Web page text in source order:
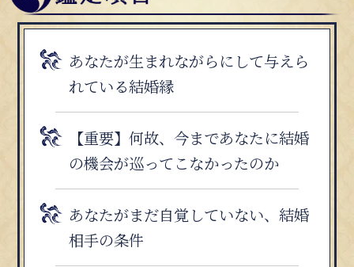
あなたが生まれながらにして与えら
れている結婚縁
【重要】何故、今まであなたに結婚
の機会が巡ってこなかったのか
あなたがまだ自覚していない、結婚
相手の条件